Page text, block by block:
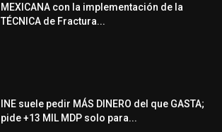
MEXICANA con la implementación de la
TÉCNICA de Fractura...
INE suele pedir MÁS DINERO del que GASTA;
pide +13 MIL MDP solo para...